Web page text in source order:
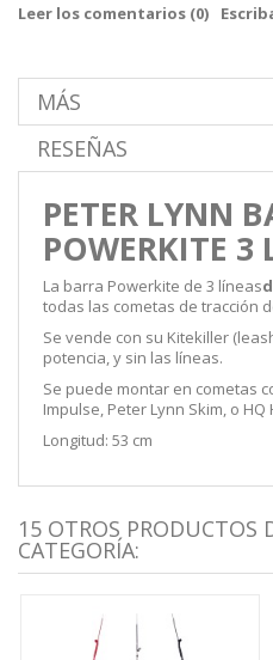
Leer los comentarios (0)
MÁS
RESEÑAS
PETER LYNN
POWERKITE 3
La barra Powerkite de 3 líneas
todas las cometas de tracción
Se vende con su Kitekiller
potencia, y sin las líneas.
Se puede montar en cometas
Impulse, Peter Lynn Skim, o HQ
Longitud: 53 cm
15 OTROS PRODUCTOS
CATEGORÍA: